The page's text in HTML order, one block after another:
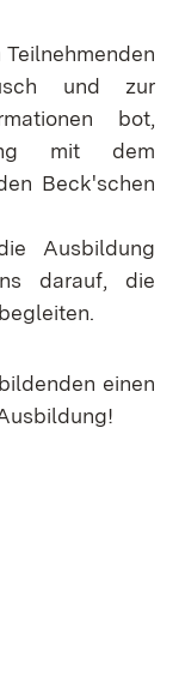
und zur
bot,
mit dem
Beck'schen
Ausbildung
darauf, die
einen